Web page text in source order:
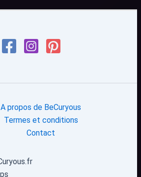
A propos de BeCuryous
Termes et conditions
Contact